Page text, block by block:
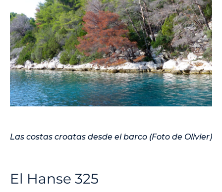
Las costas croatas desde el barco (Foto de Olivier)
El Hanse 325